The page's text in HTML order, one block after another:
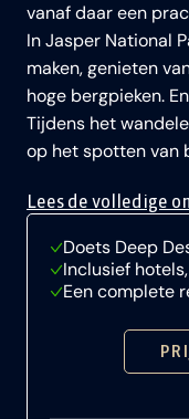
vanaf daar een
In Jasper National
maken, genieten
hoge bergpieken.
Tijdens het
op het spotten van
Lees de volledige
Doets Deep
Inclusief
Een complete